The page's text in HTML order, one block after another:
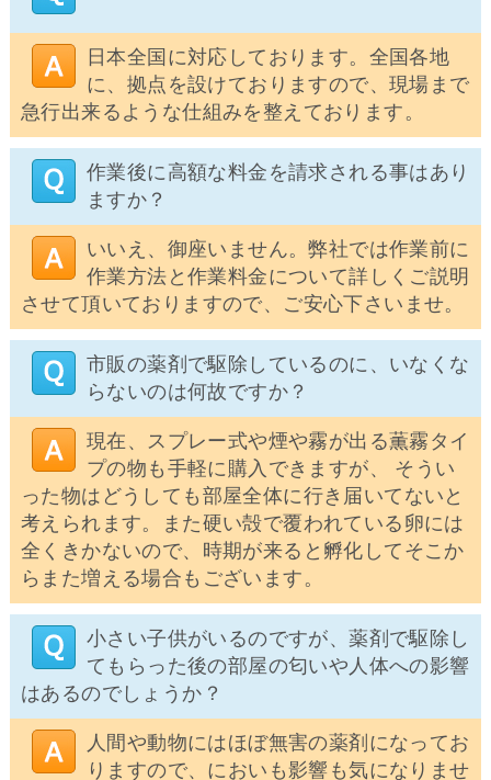
日本全国に対応しております。全国各地
に、拠点を設けておりますので、現場まで
急行出来るような仕組みを整えております。
作業後に高額な料金を請求される事はあり
ますか？
いいえ、御座いません。弊社では作業前に
作業方法と作業料金について詳しくご説明
させて頂いておりますので、ご安心下さいませ。
市販の薬剤で駆除しているのに、いなくな
らないのは何故ですか？
現在、スプレー式や煙や霧が出る薫霧タイ
プの物も手軽に購入できますが、 そうい
った物はどうしても部屋全体に行き届いてないと
考えられます。また硬い殻で覆われている卵には
全くきかないので、時期が来ると孵化してそこか
らまた増える場合もございます。
小さい子供がいるのですが、薬剤で駆除し
てもらった後の部屋の匂いや人体への影響
はあるのでしょうか？
人間や動物にはほぼ無害の薬剤になってお
りますので、においも影響も気になりませ